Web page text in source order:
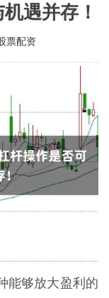
遇并存！
票配资
能够放大盈利的